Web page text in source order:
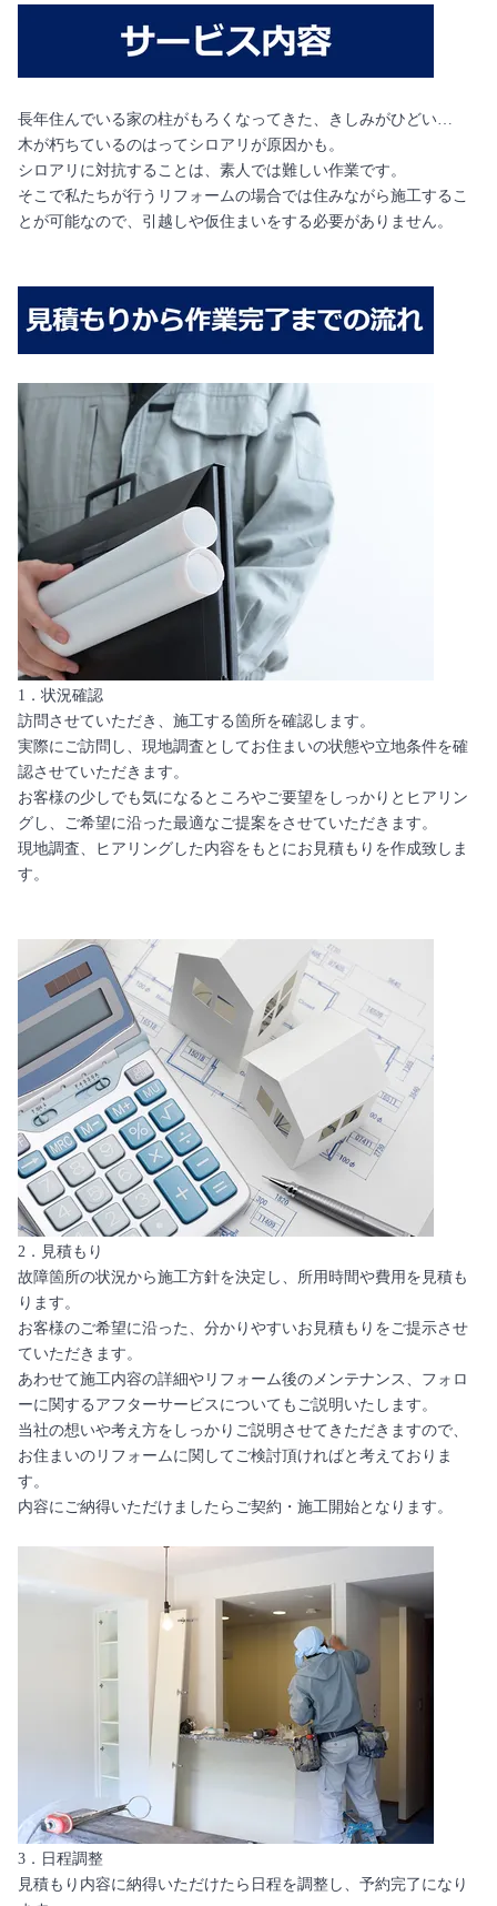
長年住んでいる家の柱がもろくなってきた、きしみがひどい…
木が朽ちているのはってシロアリが原因かも。
シロアリに対抗することは、素人では難しい作業です。
そこで私たちが行うリフォームの場合では住みながら施工するこ
とが可能なので、引越しや仮住まいをする必要がありません。
1．状況確認
訪問させていただき、施工する箇所を確認します。
実際にご訪問し、現地調査としてお住まいの状態や立地条件を確
認させていただきます。
お客様の少しでも気になるところやご要望をしっかりとヒアリン
グし、ご希望に沿った最適なご提案をさせていただきます。
現地調査、ヒアリングした内容をもとにお見積もりを作成致しま
す。
2．見積もり
故障箇所の状況から施工方針を決定し、所用時間や費用を見積も
ります。
お客様のご希望に沿った、分かりやすいお見積もりをご提示させ
ていただきます。
あわせて施工内容の詳細やリフォーム後のメンテナンス、フォロ
ーに関するアフターサービスについてもご説明いたします。
当社の想いや考え方をしっかりご説明させてきただきますので、
お住まいのリフォームに関してご検討頂ければと考えておりま
す。
内容にご納得いただけましたらご契約・施工開始となります。
3．日程調整
見積もり内容に納得いただけたら日程を調整し、予約完了になり